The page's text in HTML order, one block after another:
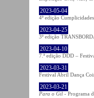
2023-05-04
4ª edição
2023-04-25
3ª edição
2023-04-10
7.ª edição DDD –
2023-03-31
Festival Abril Dança
2023-03-21
Para o Gil - Programa